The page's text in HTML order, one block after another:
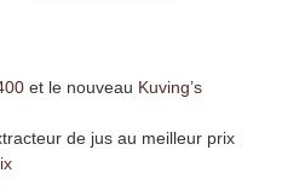
et le nouveau Kuving’s
de jus au meilleur prix